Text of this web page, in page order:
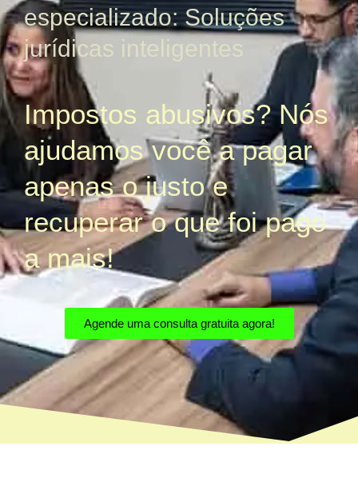
especializado: Soluções
jurídicas inteligentes
Impostos abusivos? Nós
ajudamos você a pagar
apenas o justo e
recuperar o que foi pago
a mais!
Agende uma consulta gratuita agora!